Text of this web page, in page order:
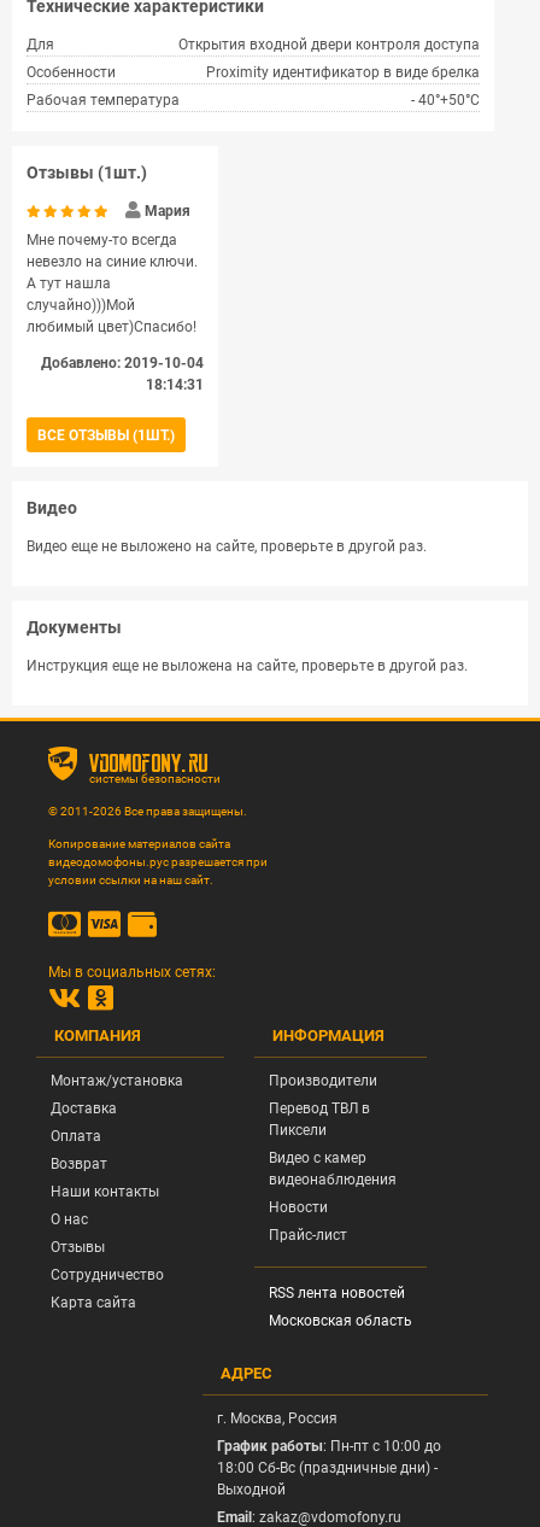
Технические характеристики
Для
Открытия входной двери контроля доступа
Особенности
Proximity идeнтификaтop в видe бpeлкa
Рабочая температура
- 40°+50°С
Отзывы (1шт.)
Мария
Мне почему-то всегда
невезло на синие ключи.
А тут нашла
случайно)))Мой
любимый цвет)Спасибо!
Добавлено: 2019-10-04
18:14:31
ВСЕ ОТЗЫВЫ (1ШТ.)
Видео
Видео еще не выложено на сайте, проверьте в другой раз.
Документы
Инструкция еще не выложена на сайте, проверьте в другой раз.
vdomofony.ru
системы безопасности
© 2011-2026 Все права защищены.
Копирование материалов сайта
видеодомофоны.рус разрешается при
условии ссылки на наш сайт.
Мы в социальных сетях:
КОМПАНИЯ
Монтаж/установка
Доставка
Оплата
Возврат
Наши контакты
О нас
Отзывы
Сотрудничество
Карта сайта
ИНФОРМАЦИЯ
Производители
Перевод ТВЛ в
Пиксели
Видео с камер
видеонаблюдения
Новости
Прайс-лист
RSS лента новостей
Московская область
АДРЕС
г. Москва, Россия
График работы: Пн-пт с 10:00 до
18:00 Сб-Вс (праздничные дни) -
Выходной
Email : zakaz@vdomofony.ru